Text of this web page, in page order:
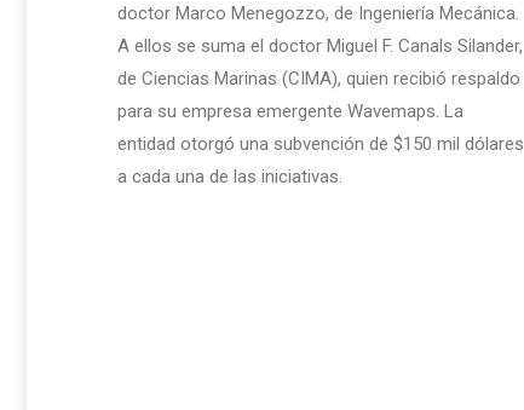
doctor Marco Menegozzo, de Ingeniería Mecánica.
A ellos se suma el doctor Miguel F. Canals Silander,
de Ciencias Marinas (CIMA), quien recibió respaldo
para su empresa emergente Wavemaps. La
entidad otorgó una subvención de $150 mil dólares
a cada una de las iniciativas.